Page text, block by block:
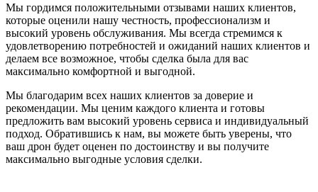
Мы гордимся положительными отзывами наших клиентов,
которые оценили нашу честность, профессионализм и
высокий уровень обслуживания. Мы всегда стремимся к
удовлетворению потребностей и ожиданий наших клиентов и
делаем все возможное, чтобы сделка была для вас
максимально комфортной и выгодной.
Мы благодарим всех наших клиентов за доверие и
рекомендации. Мы ценим каждого клиента и готовы
предложить вам высокий уровень сервиса и индивидуальный
подход. Обратившись к нам, вы можете быть уверены, что
ваш дрон будет оценен по достоинству и вы получите
максимально выгодные условия сделки.